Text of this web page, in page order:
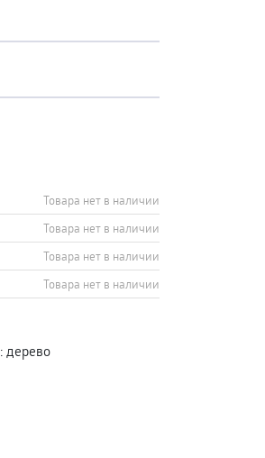
Товара нет в наличии
Товара нет в наличии
Товара нет в наличии
Товара нет в наличии
: дерево